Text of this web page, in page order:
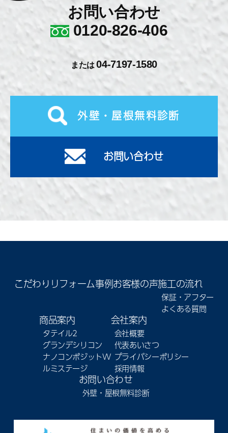
お問い合わせ
0120-826-406
または04-7197-1580
外壁・屋根無料診断
お問い合わせ
こだわり リフォーム事例お客様の声施工の流れ
保証・アフター
よくある質問
商品案内
タテイル2
グランデシリコン
ナノコンポジットW
ルミステージ
会社案内
会社概要
代表あいさつ
プライバシーポリシー
採用情報
お問い合わせ
外壁・屋根無料診断